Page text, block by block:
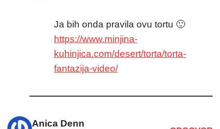
Ja bih onda pravila ovu tortu 🙂
https://www.minjina-
kuhinjica.com/desert/torta/torta-
fantazija-video/
Anica Denn